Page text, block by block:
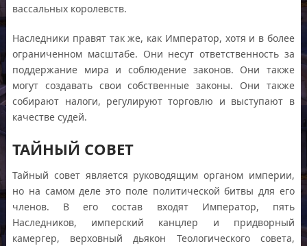
вассальных королевств.
Наследники правят так же, как Император, хотя и в более
ограниченном масштабе. Они несут ответственность за
поддержание мира и соблюдение законов. Они также
могут создавать свои собственные законы. Они также
собирают налоги, регулируют торговлю и выступают в
качестве судей.
ТАЙНЫЙ СОВЕТ
Тайный совет является руководящим органом империи,
но на самом деле это поле политической битвы для его
членов. В его состав входят Император, пять
Наследников, имперский канцлер и придворный
камергер, верховный дьякон Теологического совета,